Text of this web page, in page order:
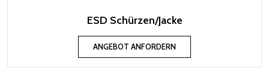
ESD Schürzen/Jacke
ANGEBOT ANFORDERN